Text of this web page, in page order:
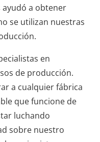
ayudó a obtener
se utilizan nuestras
en
de producción.
a cualquier fábrica
que funcione de
luchando
sobre nuestro